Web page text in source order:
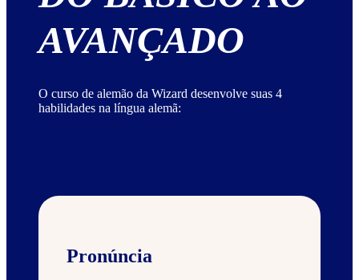
AVANÇADO
O curso de alemão da Wizard desenvolve suas 4
habilidades na língua alemã:
Pronúncia